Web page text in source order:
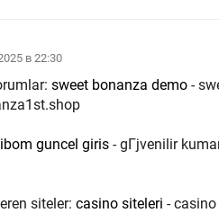
в 22:30
sweet bonanza demo -
guncel giris - gГјvenilir
siteler: casino siteleri -